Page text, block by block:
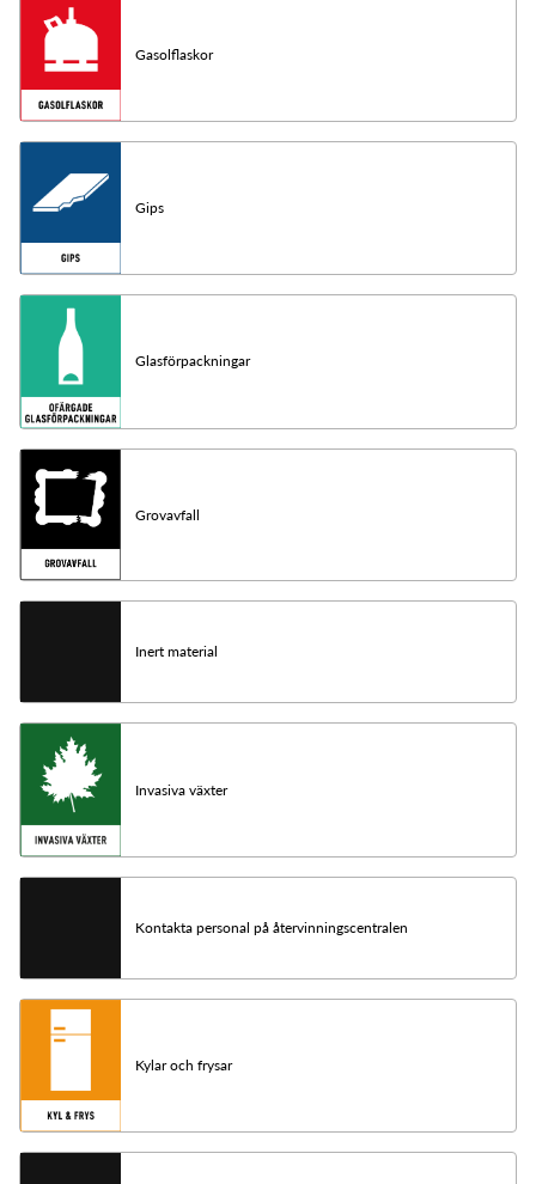
Gasolflaskor
Gips
Glasförpackningar
Grovavfall
Inert material
Invasiva växter
Kontakta personal på återvinningscentralen
Kylar och frysar